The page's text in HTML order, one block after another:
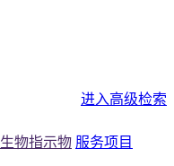
进入高级检索
生物指示物 服务项目